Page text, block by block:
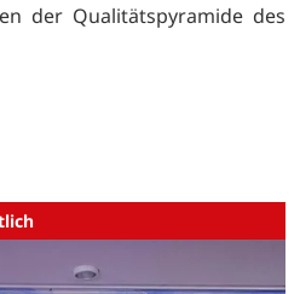
der Qualitätspyramide des